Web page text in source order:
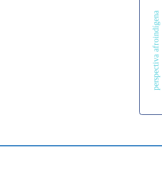
perspectiva afroindígena